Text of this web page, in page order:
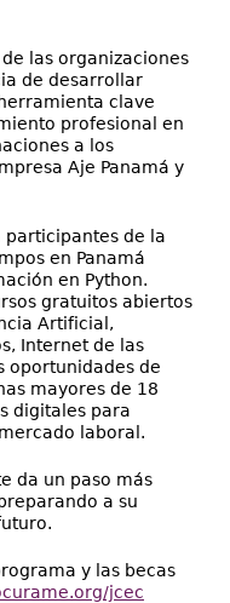
las organizaciones
de desarrollar
clave
profesional en
a los
Aje Panamá y
participantes de la
en Panamá
en Python.
gratuitos abiertos
Artificial,
Internet de las
oportunidades de
mayores de 18
digitales para
laboral.
da un paso más
a su
y las becas
jcec